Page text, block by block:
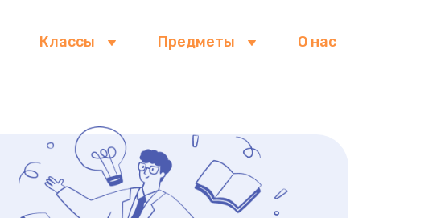
Классы Предметы О нас